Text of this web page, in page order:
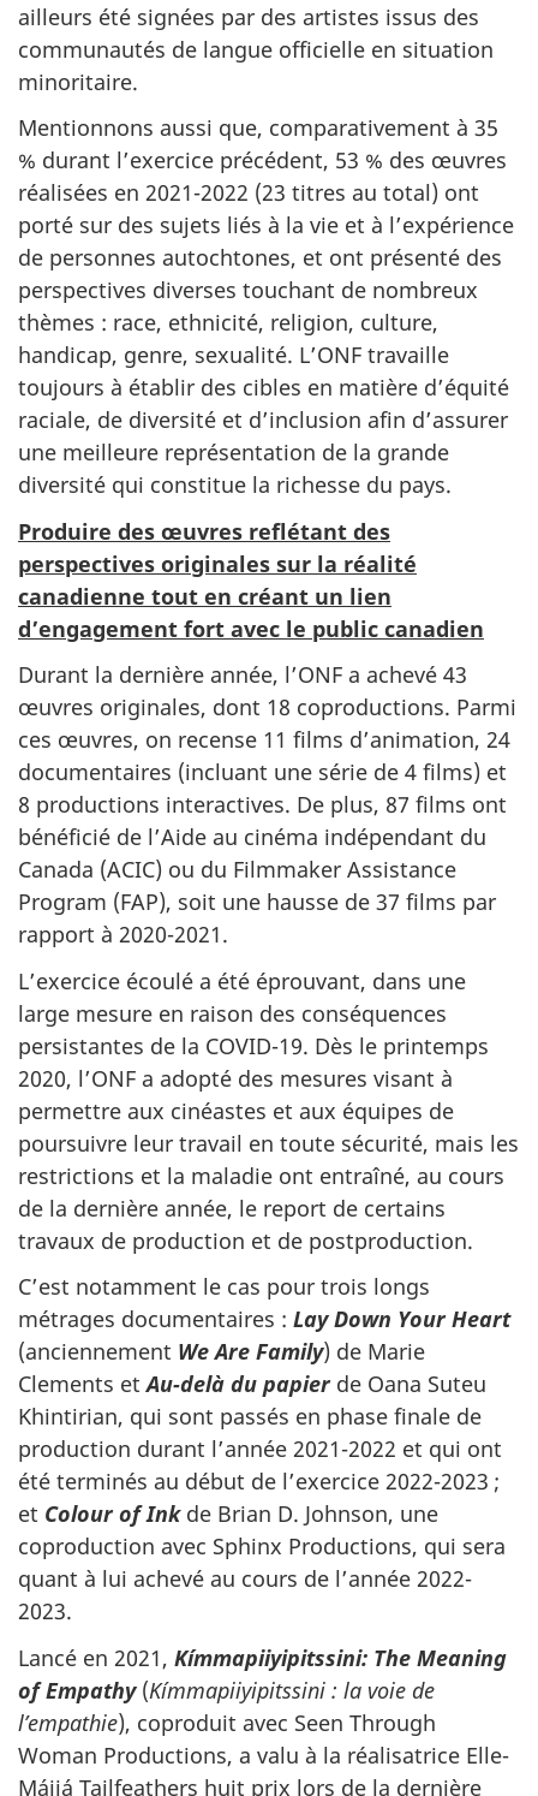
ailleurs été signées par des artistes issus des
communautés de langue officielle en situation
minoritaire.
Mentionnons aussi que, comparativement à 35
% durant l’exercice précédent, 53 % des œuvres
réalisées en 2021-2022 (23 titres au total) ont
porté sur des sujets liés à la vie et à l’expérience
de personnes autochtones, et ont présenté des
perspectives diverses touchant de nombreux
thèmes : race, ethnicité, religion, culture,
handicap, genre, sexualité. L’ONF travaille
toujours à établir des cibles en matière d’équité
raciale, de diversité et d’inclusion afin d’assurer
une meilleure représentation de la grande
diversité qui constitue la richesse du pays.
Produire des œuvres reflétant des
perspectives originales sur la réalité
canadienne tout en créant un lien
d’engagement fort avec le public canadien
Durant la dernière année, l’ONF a achevé 43
œuvres originales, dont 18 coproductions. Parmi
ces œuvres, on recense 11 films d’animation, 24
documentaires (incluant une série de 4 films) et
8 productions interactives. De plus, 87 films ont
bénéficié de l’Aide au cinéma indépendant du
Canada (ACIC) ou du Filmmaker Assistance
Program (FAP), soit une hausse de 37 films par
rapport à 2020-2021.
L’exercice écoulé a été éprouvant, dans une
large mesure en raison des conséquences
persistantes de la COVID-19. Dès le printemps
2020, l’ONF a adopté des mesures visant à
permettre aux cinéastes et aux équipes de
poursuivre leur travail en toute sécurité, mais les
restrictions et la maladie ont entraîné, au cours
de la dernière année, le report de certains
travaux de production et de postproduction.
C’est notamment le cas pour trois longs
métrages documentaires : Lay Down Your Heart
(anciennement We Are Family) de Marie
Clements etAu-delà du papierde Oana Suteu
Khintirian, qui sont passés en phase finale de
production durant l’année 2021-2022 et qui ont
été terminés au début de l’exercice 2022-2023 ;
et Colour of Inkde Brian D. Johnson, une
coproduction avec Sphinx Productions, qui sera
quant à lui achevé au cours de l’année 2022-
2023.
Lancé en 2021, Kímmapiiyipitssini: The Meaning
of Empathy(Kímmapiiyipitssini : la voie de
l’empathie), coproduit avec Seen Through
Woman Productions, a valu à la réalisatrice Elle-
Máijá Tailfeathers huit prix lors de la dernière